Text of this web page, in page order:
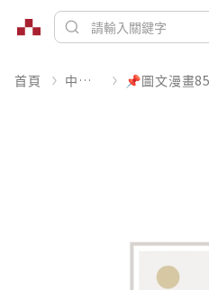
首頁 中文書